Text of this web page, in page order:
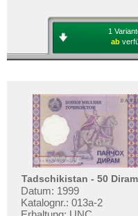
1
ab
Tadschikistan - 50
Datum: 1999
Katalognr.: 013a-2